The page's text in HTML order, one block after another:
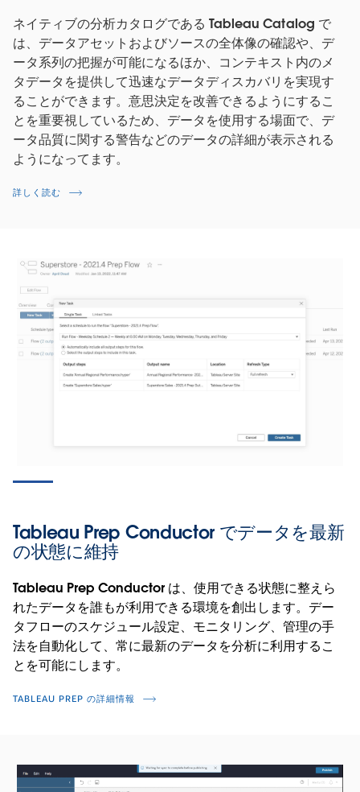
ネイティブの分析カタログである Tableau Catalog で
は、データアセットおよびソースの全体像の確認や、デ
ータ系列の把握が可能になるほか、コンテキスト内のメ
タデータを提供して迅速なデータディスカバリを実現す
ることができます。意思決定を改善できるようにするこ
とを重要視しているため、データを使用する場面で、デ
ータ品質に関する警告などのデータの詳細が表示される
ようになってます。
詳しく読む
Tableau Prep Conductor でデータを最新
の状態に維持
Tableau Prep Conductor は、使用できる状態に整えら
れたデータを誰もが利用できる環境を創出します。デー
タフローのスケジュール設定、モニタリング、管理の手
法を自動化して、常に最新のデータを分析に利用するこ
とを可能にします。
TABLEAU PREP の詳細情報